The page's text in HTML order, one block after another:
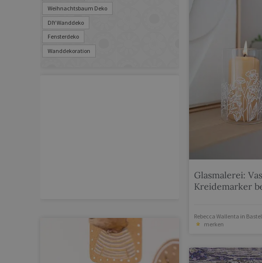
Weihnachtsbaum Deko
DIY Wanddeko
Fensterdeko
Wanddekoration
Glasmalerei:
Kreidemarker
Rebecca Wallenta in
merken